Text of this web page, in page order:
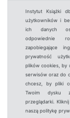
Instytut Książki
użytkowników i
ich danych
odpowiednie
zapobiegające
prywatność
plików cookies, by
serwisów oraz do
chcesz, by pliki
Twoim dysku
przeglądarki.
naszą politykę